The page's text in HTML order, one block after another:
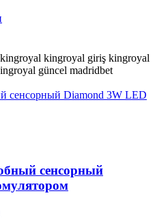
kingroyal giriş kingroyal
güncel madridbet
сенсорный